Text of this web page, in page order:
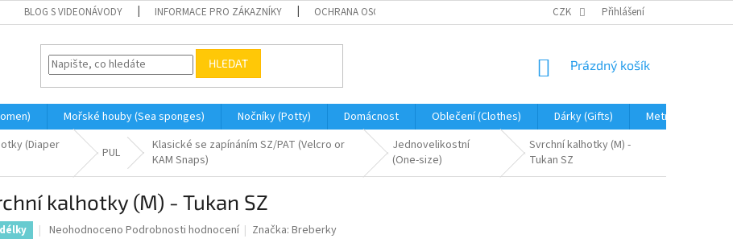
BLOG S VIDEONÁVODY INFORMACE PRO ZÁKAZNÍKY OCHRANA OSOBNÍCH ÚDAJŮ JAK NA REKLAMACI A VRÁCENÍ ZBOŽÍ
CZK Přihlášení
HLEDAT
NÁKUPNÍ
Prázdný košík
Mořské houby (Sea sponges) Nočníky (Potty) Domácnost Oblečení (Clothes) Dárky (Gifts) Metráž (fabric)
(Diaper
PUL
Klasické se zapínáním SZ/PAT (Velcro or
KAM Snaps)
Jednovelikostní
(One-size)
Svrchní kalhotky (M) -
Tukan SZ
kalhotky (M) - Tukan SZ
Průměrné
Neohodnoceno Podrobnosti hodnocení Značka:Breberky